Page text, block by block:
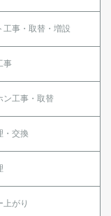
工事・取替・増設
事
ン工事・取替
・交換
上がり